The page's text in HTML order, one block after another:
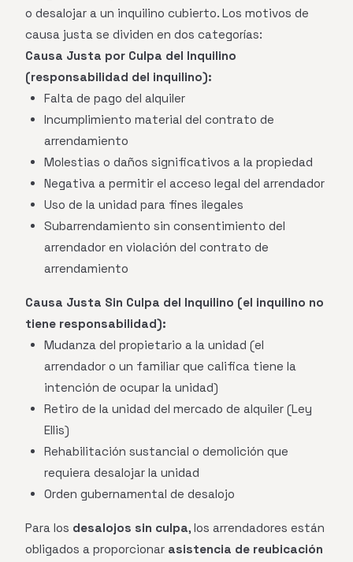
o desalojar a un inquilino cubierto. Los motivos de
causa justa se dividen en dos categorías:
Causa Justa por Culpa del Inquilino
(responsabilidad del inquilino):
Falta de pago del alquiler
Incumplimiento material del contrato de
arrendamiento
Molestias o daños significativos a la propiedad
Negativa a permitir el acceso legal del arrendador
Uso de la unidad para fines ilegales
Subarrendamiento sin consentimiento del
arrendador en violación del contrato de
arrendamiento
Causa Justa Sin Culpa del Inquilino (el inquilino no
tiene responsabilidad):
Mudanza del propietario a la unidad (el
arrendador o un familiar que califica tiene la
intención de ocupar la unidad)
Retiro de la unidad del mercado de alquiler (Ley
Ellis)
Rehabilitación sustancial o demolición que
requiera desalojar la unidad
Orden gubernamental de desalojo
Para los desalojos sin culpa, los arrendadores están
obligados a proporcionar asistencia de reubicación